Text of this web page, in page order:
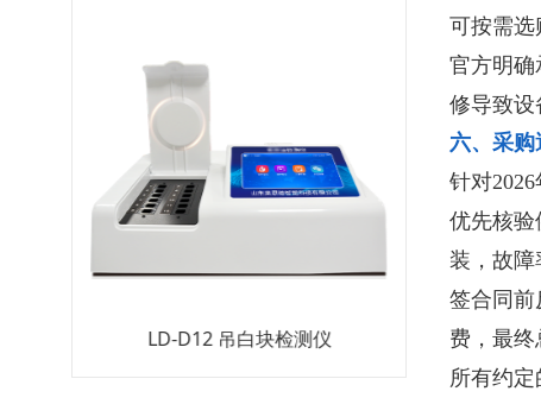
LD-D12 吊白块检测仪 LD-JY12 甲
可按需选
官方明确
修导致设
六、采
针对
优先核验
装，故障
签合同前
费，最
所有约